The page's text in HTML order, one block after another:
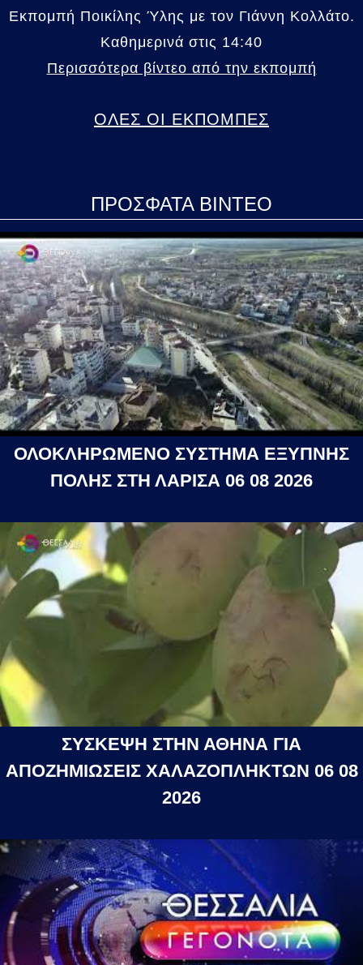
Εκπομπή Ποικίλης Ύλης με τον Γιάννη Κολλάτο.
Καθημερινά στις 14:40
Περισσότερα βίντεο από την εκπομπή
ΟΛΕΣ ΟΙ ΕΚΠΟΜΠΕΣ
ΠΡΟΣΦΑΤΑ ΒΙΝΤΕΟ
ΟΛΟΚΛΗΡΩΜΕΝΟ ΣΥΣΤΗΜΑ ΕΞΥΠΝΗΣ
ΠΟΛΗΣ ΣΤΗ ΛΑΡΙΣΑ 06 08 2026
ΣΥΣΚΕΨΗ ΣΤΗΝ ΑΘΗΝΑ ΓΙΑ
ΑΠΟΖΗΜΙΩΣΕΙΣ ΧΑΛΑΖΟΠΛΗΚΤΩΝ 06 08
2026